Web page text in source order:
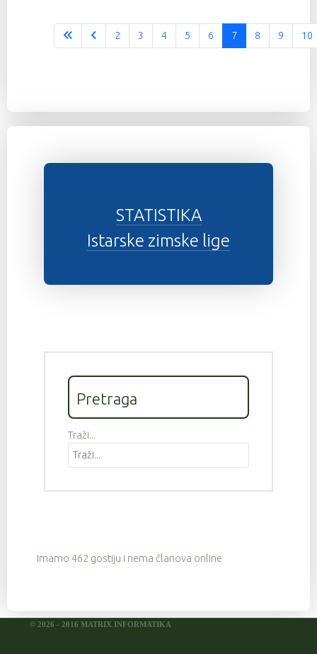
2 3 4 5 6 7 8 9 10
STATISTIKA
Istarske zimske lige
Pretraga
Traži...
Imamo 462 gostiju i nema članova online
© 2026 - 2016 MATRIX INFORMATIKA